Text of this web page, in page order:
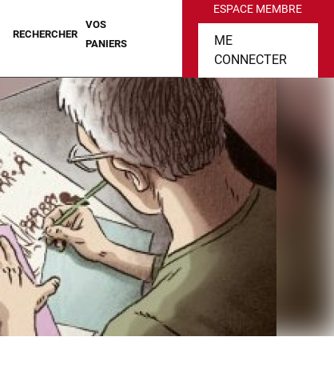
RECHERCHER
VOS
PANIERS
ESPACE MEMBRE
ME
CONNECTER